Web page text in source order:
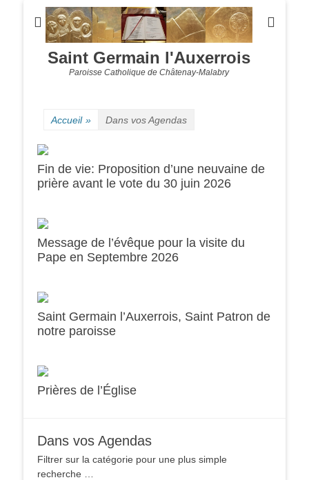
Saint Germain l'Auxerrois
Paroisse Catholique de Châtenay-Malabry
Accueil » Dans vos Agendas
Fin de vie: Proposition d’une neuvaine de
prière avant le vote du 30 juin 2026
Message de l’évêque pour la visite du
Pape en Septembre 2026
Saint Germain l’Auxerrois, Saint Patron de
notre paroisse
Prières de l’Église
Dans vos Agendas
Filtrer sur la catégorie pour une plus simple
recherche …